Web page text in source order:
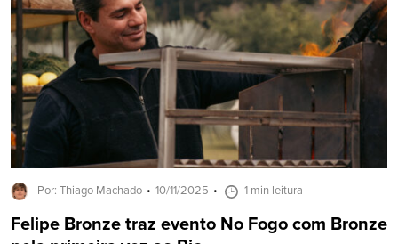
Por: Thiago Machado 10/11/2025 1 min leitura
Felipe Bronze traz evento No Fogo com Bronze